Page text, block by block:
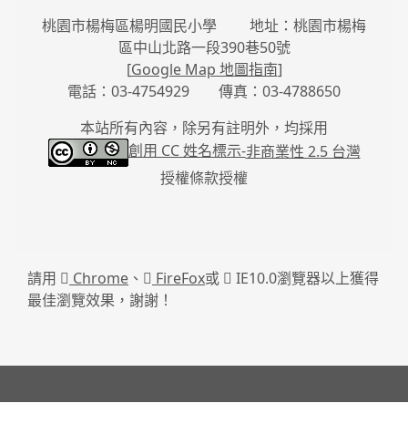
桃園市楊梅區楊明國民小學 地址：桃園市楊梅
區中山北路一段390巷50號
[Google Map 地圖指南]
電話：03-4754929 傳真：03-4788650
本站所有內容，除另有註明外，均採用
創用 CC 姓名標示-非商業性 2.5 台灣
授權條款授權
請用 Chrome 、 FireFox或
IE10.0瀏覽器以上獲得
最佳瀏覽效果，謝謝！